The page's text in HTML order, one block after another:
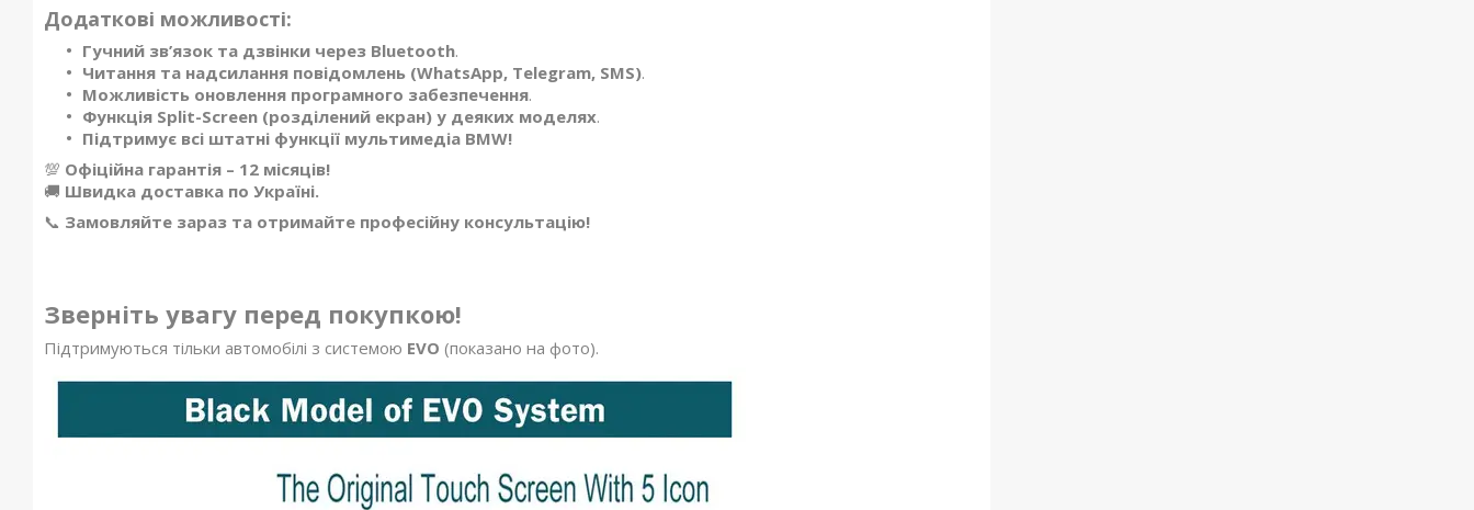
Додаткові можливості:
Гучний зв’язок та дзвінки через Bluetooth.
Читання та надсилання повідомлень (WhatsApp, Telegram, SMS).
Можливість оновлення програмного забезпечення.
Функція Split-Screen (розділений екран) у деяких моделях.
Підтримує всі штатні функції мультимедіа BMW!
💯 Офіційна гарантія – 12 місяців!
🚚 Швидка доставка по Україні.
📞 Замовляйте зараз та отримайте професійну консультацію!
Зверніть увагу перед покупкою!
Підтримуються тільки автомобілі з системою EVO (показано на фото).